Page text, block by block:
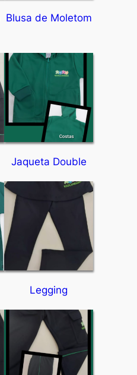
Blusa de Moletom
Jaqueta Double
Legging